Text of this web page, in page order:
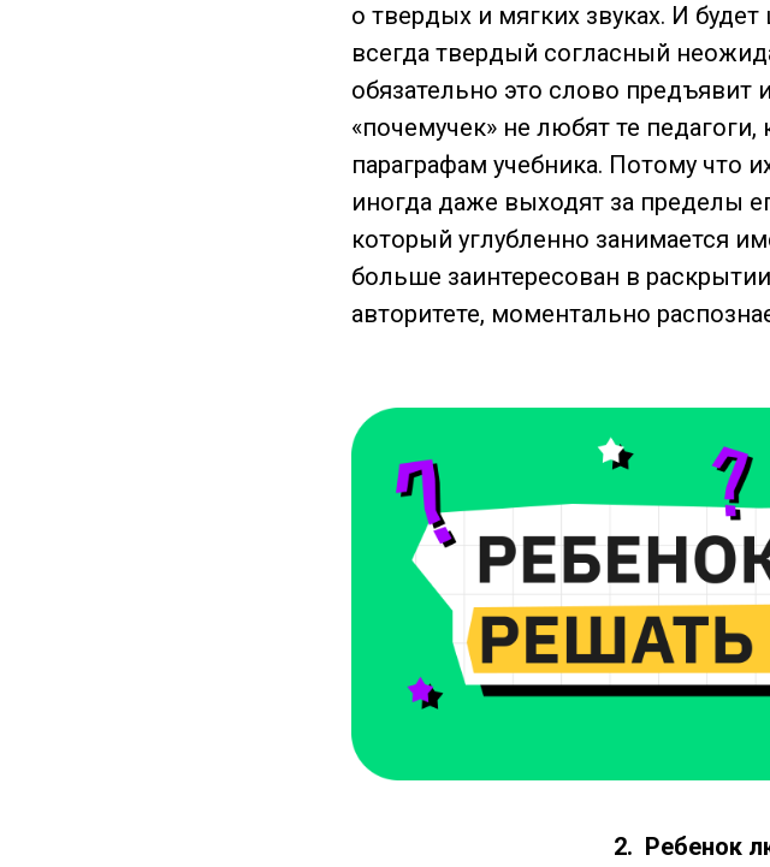
о твердых и мягких звуках. И
всегда твердый согласный
обязательно это слово предъявит
«почемучек» не любят те педагоги,
параграфам учебника. Потому что
иногда даже выходят за пределы
который углубленно занимается
больше заинтересован в
авторитете, моментально
2. Ребенок